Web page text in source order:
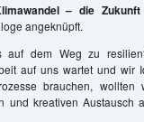
– die
angeknüpft.
auf dem Weg zu
auf uns wartet und wir
brauchen,
und kreativen Austausch